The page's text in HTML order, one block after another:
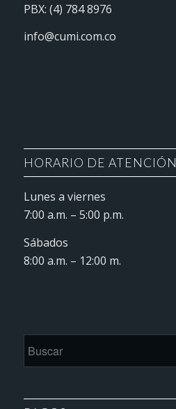
PBX: (4) 784 8976
info@cumi.com.co
HORARIO DE ATENCIÓN
Lunes a viernes
7:00 a.m. – 5:00 p.m.
Sábados
8:00 a.m. – 12:00 m.